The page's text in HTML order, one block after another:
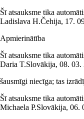
Šī atsauksme tika
Ladislava H.Čehija, 17.
Apmierinātība
Šī atsauksme tika
Daria T.Slovākija, 08. 03.
šausmīgi niecīga; tas
Šī atsauksme tika
Michaela P.Slovākija, 06.